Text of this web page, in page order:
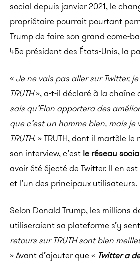
social depuis janvier 2021, le
propriétaire pourrait pourtant
Trump de faire son grand come-
45e président des États-Unis, la
« Je ne vais pas aller sur Twitter,
TRUTH», a-t-il déclaré à la chaîne
sais qu’Elon apportera des
que c’est un homme bien, mais je
TRUTH. » TRUTH, dont il martèle
son interview, c’est le réseau
avoir été éjecté de Twitter. Il en
et l’un des principaux utilisateurs.
Selon Donald Trump, les millions
utiliseraient sa plateforme s’y
retours sur TRUTH sont bien
» Avant d’ajouter que « Twitter a